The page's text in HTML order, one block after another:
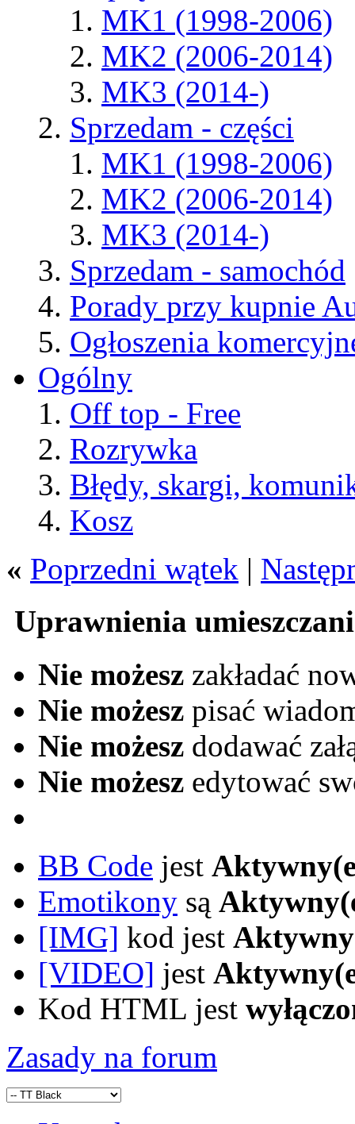
MK1 (1998-2006)
MK2 (2006-2014)
MK3 (2014-)
Sprzedam - części
MK1 (1998-2006)
MK2 (2006-2014)
MK3 (2014-)
Sprzedam - samochód
Porady przy kupnie
Ogłoszenia
Ogólny
Off top - Free
Rozrywka
Błędy, skargi,
Kosz
« Poprzedni wątek |
Uprawnienia
Nie możesz zakładać
Nie możesz pisać
Nie możesz dodawać
Nie możesz edytować
BB Code jest
Emotikony są
[IMG] kod jest
[VIDEO] jest
Kod HTML jest
Zasady na forum